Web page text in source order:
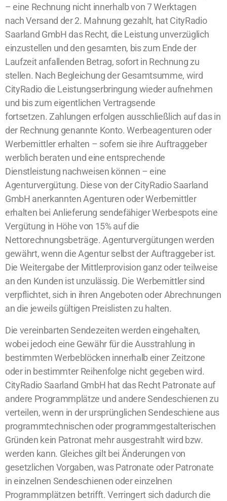
– eine Rechnung nicht innerhalb von 7 Werktagen
nachVersand der 2. Mahnung gezahlt, hat CityRadio
Saarland GmbH das Recht, die Leistung unverzüglich
einzustellen und den gesamten, bis zum Ende der
Laufzeit anfallenden Betrag, sofort in Rechnung zu
stellen. Nach Begleichung der Gesamtsumme, wird
CityRadio die Leistungserbringung wieder aufnehmen
und bis zum eigentlichen Vertragsende
fortsetzen. Zahlungen erfolgen ausschließlich auf das in
der Rechnung genannte Konto. Werbeagenturen oder
Werbemittler erhalten – sofern sie ihre Auftraggeber
werblich beraten und eine entsprechende
Dienstleistung nachweisen können – eine
Agenturvergütung. Diese von der CityRadio Saarland
GmbH anerkannten Agenturen oder Werbemittler
erhalten bei Anlieferung sendefähiger Werbespots eine
Vergütung in Höhe von 15% auf die
Nettorechnungsbeträge. Agenturvergütungen werden
gewährt, wenn die Agentur selbst der Auftraggeber ist.
Die Weitergabe der Mittlerprovision ganz oder teilweise
an den Kunden ist unzulässig. Die Werbemittler sind
verpflichtet, sich in ihren Angeboten oder Abrechnungen
an die jeweils gültigen Preislisten zu halten.
Die vereinbarten Sendezeiten werden eingehalten,
wobei jedoch eine Gewähr für die Ausstrahlung in
bestimmten Werbeblöcken innerhalb einer Zeitzone
oder in bestimmter Reihenfolge nicht gegeben wird.
CityRadio Saarland GmbH hat das Recht Patronate auf
andere Programmplätze und andere Sendeschienen zu
verteilen, wenn in der ursprünglichen Sendeschiene aus
programmtechnischen oder programmgestalterischen
Gründen kein Patronat mehr ausgestrahlt wird bzw.
werden kann. Gleiches gilt bei Änderungen von
gesetzlichen Vorgaben, was Patronate oder Patronate
in einzelnen Sendeschienen oder einzelnen
Programmplätzen betrifft. Verringert sich dadurch die